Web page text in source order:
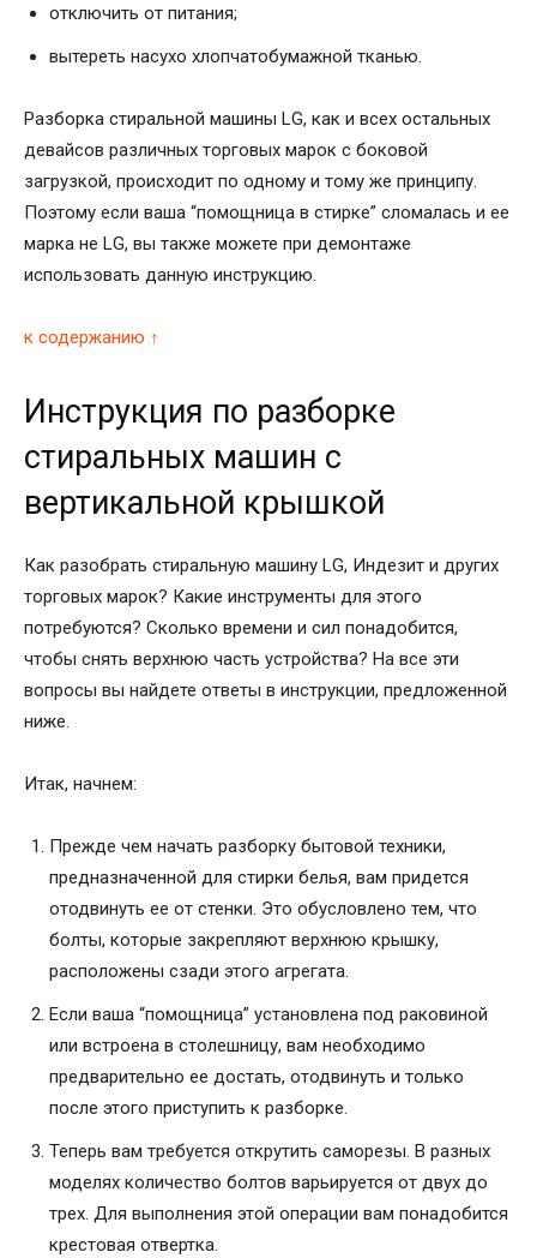
отключить от питания;
вытереть насухо хлопчатобумажной тканью.
Разборка стиральной машины LG, как и всех остальных
девайсов различных торговых марок с боковой
загрузкой, происходит по одному и тому же принципу.
Поэтому если ваша “помощница в стирке” сломалась и ее
марка не LG, вы также можете при демонтаже
использовать данную инструкцию.
к содержанию ↑
Инструкция по разборке
стиральных машин с
вертикальной крышкой
Как разобрать стиральную машину LG, Индезит и других
торговых марок? Какие инструменты для этого
потребуются? Сколько времени и сил понадобится,
чтобы снять верхнюю часть устройства? На все эти
вопросы вы найдете ответы в инструкции, предложенной
ниже.
Итак, начнем:
Прежде чем начать разборку бытовой техники,
предназначенной для стирки белья, вам придется
отодвинуть ее от стенки. Это обусловлено тем, что
болты, которые закрепляют верхнюю крышку,
расположены сзади этого агрегата.
Если ваша “помощница” установлена под раковиной
или встроена в столешницу, вам необходимо
предварительно ее достать, отодвинуть и только
после этого приступить к разборке.
Теперь вам требуется открутить саморезы. В разных
моделях количество болтов варьируется от двух до
трех. Для выполнения этой операции вам понадобится
крестовая отвертка.